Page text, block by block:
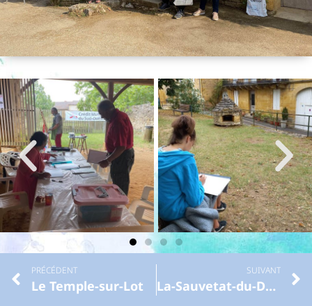
PRÉCÉDENT
Le Temple-sur-Lot
SUIVANT
La-Sauvetat-du-Dropt